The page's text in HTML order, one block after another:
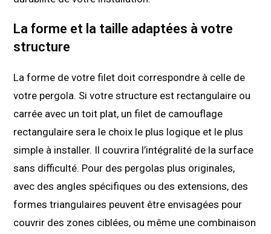
La forme et la taille adaptées à votre
structure
La forme de votre filet doit correspondre à celle de
votre pergola. Si votre structure est rectangulaire ou
carrée avec un toit plat, un filet de camouflage
rectangulaire sera le choix le plus logique et le plus
simple à installer. Il couvrira l’intégralité de la surface
sans difficulté. Pour des pergolas plus originales,
avec des angles spécifiques ou des extensions, des
formes triangulaires peuvent être envisagées pour
couvrir des zones ciblées, ou même une combinaison